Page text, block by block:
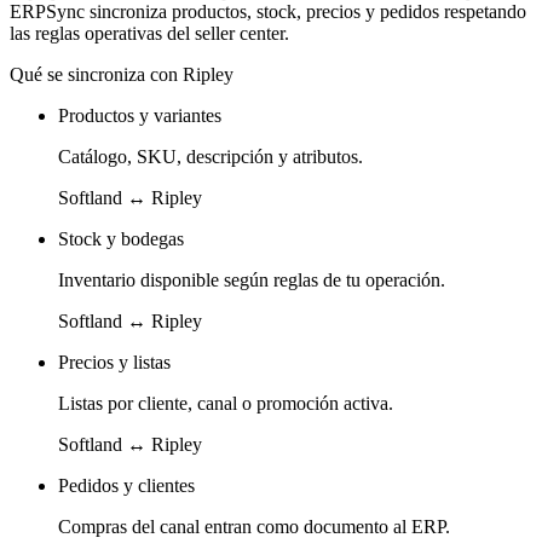
ERPSync sincroniza productos, stock, precios y pedidos respetando
las reglas operativas del seller center.
Qué se sincroniza con Ripley
Productos y variantes
Catálogo, SKU, descripción y atributos.
Softland ↔ Ripley
Stock y bodegas
Inventario disponible según reglas de tu operación.
Softland ↔ Ripley
Precios y listas
Listas por cliente, canal o promoción activa.
Softland ↔ Ripley
Pedidos y clientes
Compras del canal entran como documento al ERP.